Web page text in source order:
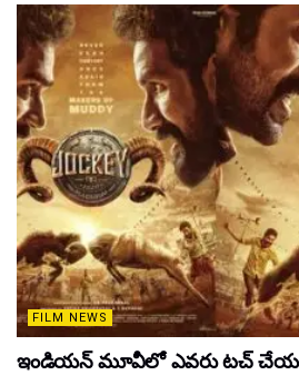
FILM NEWS
ఇండియన్ మూవీలో ఎవరు టచ్